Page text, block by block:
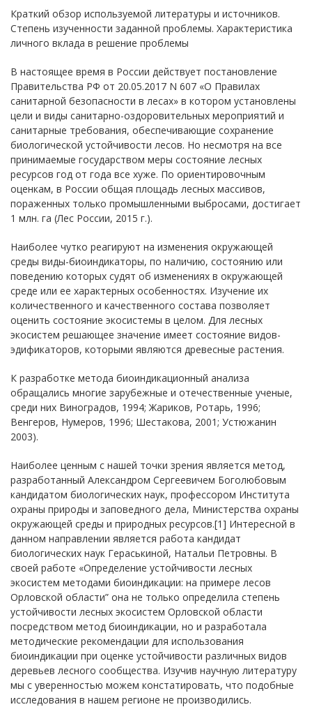
Краткий обзор используемой литературы и источников.
Степень изученности заданной проблемы. Характеристика
личного вклада в решение проблемы
В настоящее время в России действует постановление
Правительства РФ от 20.05.2017 N 607 «О Правилах
санитарной безопасности в лесах» в котором установлены
цели и виды санитарно-оздоровительных мероприятий и
санитарные требования, обеспечивающие сохранение
биологической устойчивости лесов. Но несмотря на все
принимаемые государством меры состояние лесных
ресурсов год от года все хуже. По ориентировочным
оценкам, в России общая площадь лесных массивов,
пораженных только промышленными выбросами, достигает
1 млн. га (Лес России, 2015 г.).
Наиболее чутко реагируют на изменения окружающей
среды виды-биоиндикаторы, по наличию, состоянию или
поведению которых судят об изменениях в окружающей
среде или ее характерных особенностях. Изучение их
количественного и качественного состава позволяет
оценить состояние экосистемы в целом. Для лесных
экосистем решающее значение имеет состояние видов-
эдификаторов, которыми являются древесные растения.
К разработке метода биоиндикационный анализа
обращались многие зарубежные и отечественные ученые,
среди них Виноградов, 1994; Жариков, Ротарь, 1996;
Венгеров, Нумеров, 1996; Шестакова, 2001; Устюжанин
2003).
Наиболее ценным с нашей точки зрения является метод,
разработанный Александром Сергеевичем Боголюбовым
кандидатом биологических наук, профессором Института
охраны природы и заповедного дела, Министерства охраны
окружающей среды и природных ресурсов.[1] Интересной в
данном направлении является работа кандидат
биологических наук Гераськиной, Натальи Петровны. В
своей работе «Определение устойчивости лесных
экосистем методами биоиндикации: на примере лесов
Орловской области” она не только определила степень
устойчивости лесных экосистем Орловской области
посредством метод биоиндикации, но и разработала
методические рекомендации для использования
биоиндикации при оценке устойчивости различных видов
деревьев лесного сообщества. Изучив научную литературу
мы с уверенностью можем констатировать, что подобные
исследования в нашем регионе не производились.